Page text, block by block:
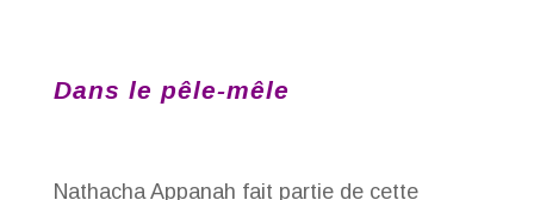
Dans le pêle-mêle
Nathacha Appanah fait partie de cette